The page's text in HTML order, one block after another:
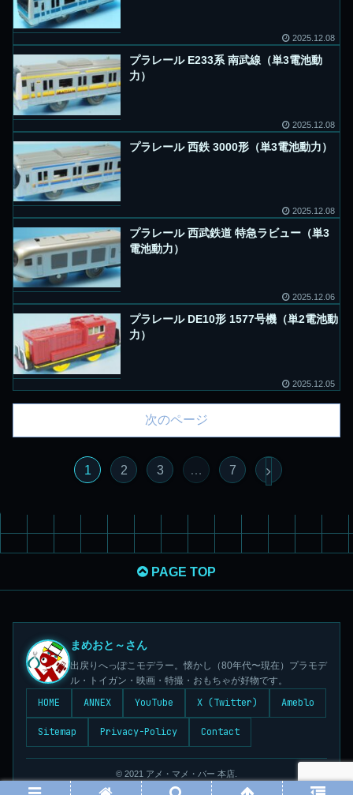
2025.12.08
プラレール E233系 南武線（単3電池動
力）
2025.12.08
プラレール 西鉄 3000形（単3電池動力）
2025.12.08
プラレール 西武鉄道 特急ラビュー（単3
電池動力）
2025.12.06
プラレール DE10形 1577号機（単2電池動
力）
2025.12.05
次のページ
1 2 3 … 7
PAGE TOP
まめおと～さん
出戻りへっぽこモデラー。懐かし（80年代〜現在）プラモデ
ル・トイガン・映画・特撮・おもちゃが好物です。
HOME ANNEX YouTube X (Twitter) Ameblo
Sitemap Privacy-Policy Contact
© 2021 アメ・マメ・バー 本店.